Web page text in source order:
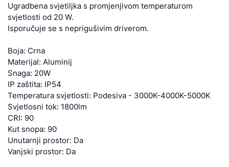
Ugradbena svjetiljka s promjenjivom temperaturom
svjetlosti od 20 W.
Isporučuje se s neprigušivim driverom.
Boja: Crna
Materijal: Aluminij
Snaga: 20W
IP zaštita: IP54
Temperatura svjetlosti: Podesiva - 3000K-4000K-5000K
Svjetlosni tok: 1800lm
CRI: 90
Kut snopa: 90
Unutarnji prostor: Da
Vanjski prostor: Da